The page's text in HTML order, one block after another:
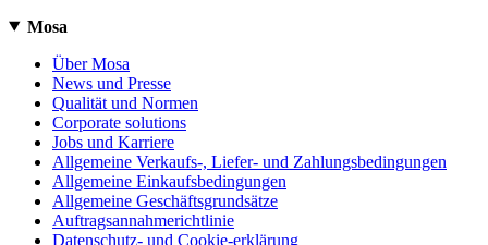
Mosa
Über Mosa
News und Presse
Qualität und Normen
Corporate solutions
Jobs und Karriere
Allgemeine Verkaufs-, Liefer- und Zahlungsbedingungen
Allgemeine Einkaufsbedingungen
Allgemeine Geschäftsgrundsätze
Auftragsannahmerichtlinie
Datenschutz- und Cookie-erklärung